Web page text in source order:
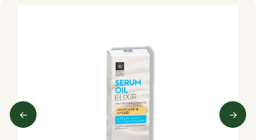
←
Predchádzajúci obrázok
→